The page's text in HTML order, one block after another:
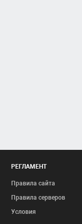
РЕГЛАМЕНТ
Правила сайта
Правила серверов
Условия